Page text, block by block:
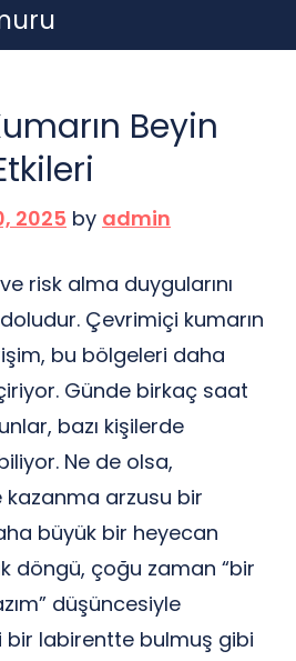
Beyin
2025 by admin
risk alma duygularını
Çevrimiçi kumarın
bu bölgeleri daha
Günde birkaç saat
bazı kişilerde
Ne de olsa,
arzusu bir
büyük bir heyecan
döngü, çoğu zaman “bir
düşüncesiyle
bir labirentte bulmuş gibi